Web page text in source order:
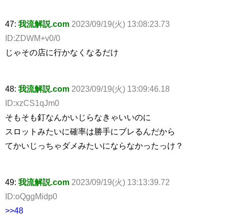
47: 我流解説.com 2023/09/19(火) 13:08:23.73
ID:ZDWM+v0/0
じゃその店に行かなくなるだけ
48: 我流解説.com 2023/09/19(火) 13:09:46.18
ID:xzCS1qJm0
そもそも釘なんかいじらなきゃいいのに
スロットみたいに確率は勝手にブレるんだから
てかいじっちゃダメみたいにならなかったっけ？
49: 我流解説.com 2023/09/19(火) 13:13:39.72
ID:oQggMidp0
>>48